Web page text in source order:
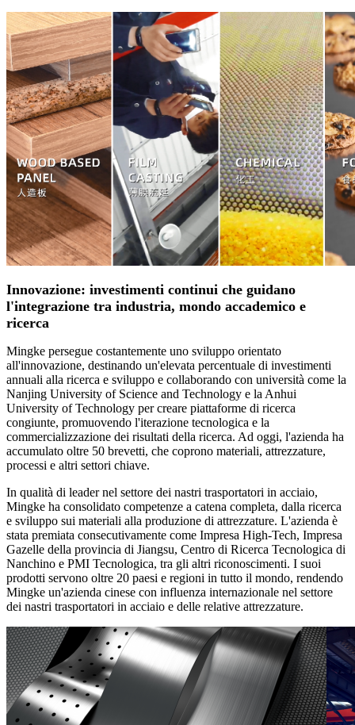
Innovazione: investimenti continui che guidano
l'integrazione tra industria, mondo accademico e
ricerca
Mingke persegue costantemente uno sviluppo orientato
all'innovazione, destinando un'elevata percentuale di investimenti
annuali alla ricerca e sviluppo e collaborando con università come la
Nanjing University of Science and Technology e la Anhui
University of Technology per creare piattaforme di ricerca
congiunte, promuovendo l'iterazione tecnologica e la
commercializzazione dei risultati della ricerca. Ad oggi, l'azienda ha
accumulato oltre 50 brevetti, che coprono materiali, attrezzature,
processi e altri settori chiave.
In qualità di leader nel settore dei nastri trasportatori in acciaio,
Mingke ha consolidato competenze a catena completa, dalla ricerca
e sviluppo sui materiali alla produzione di attrezzature. L'azienda è
stata premiata consecutivamente come Impresa High-Tech, Impresa
Gazelle della provincia di Jiangsu, Centro di Ricerca Tecnologica di
Nanchino e PMI Tecnologica, tra gli altri riconoscimenti. I suoi
prodotti servono oltre 20 paesi e regioni in tutto il mondo, rendendo
Mingke un'azienda cinese con influenza internazionale nel settore
dei nastri trasportatori in acciaio e delle relative attrezzature.